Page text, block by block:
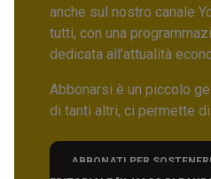
anche sul nostro canale
tutti, con una
dedicata all’attualità
Abbonarsi è un piccolo
di tanti altri, ci permette
ABBONATI PER